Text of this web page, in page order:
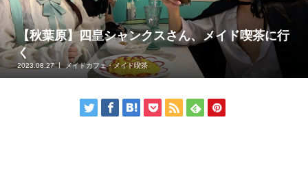
【秋葉原】四皇シャンクスさん、メイド喫茶に行
く
2023.08.27 メイドカフェ・メイド喫茶